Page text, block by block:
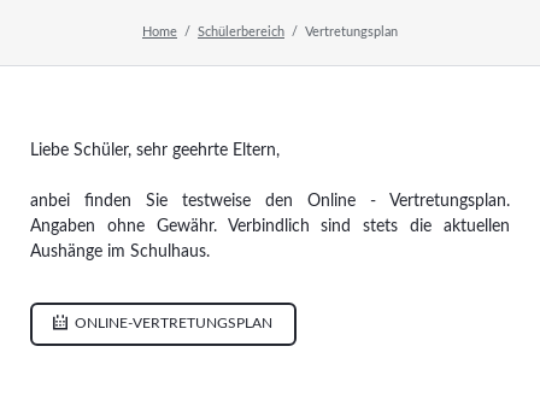
Home Schülerbereich Vertretungsplan
Liebe Schüler, sehr geehrte Eltern,
anbei finden Sie testweise den Online - Vertretungsplan.
Angaben ohne Gewähr. Verbindlich sind stets die aktuellen
Aushänge im Schulhaus.
ONLINE-VERTRETUNGSPLAN